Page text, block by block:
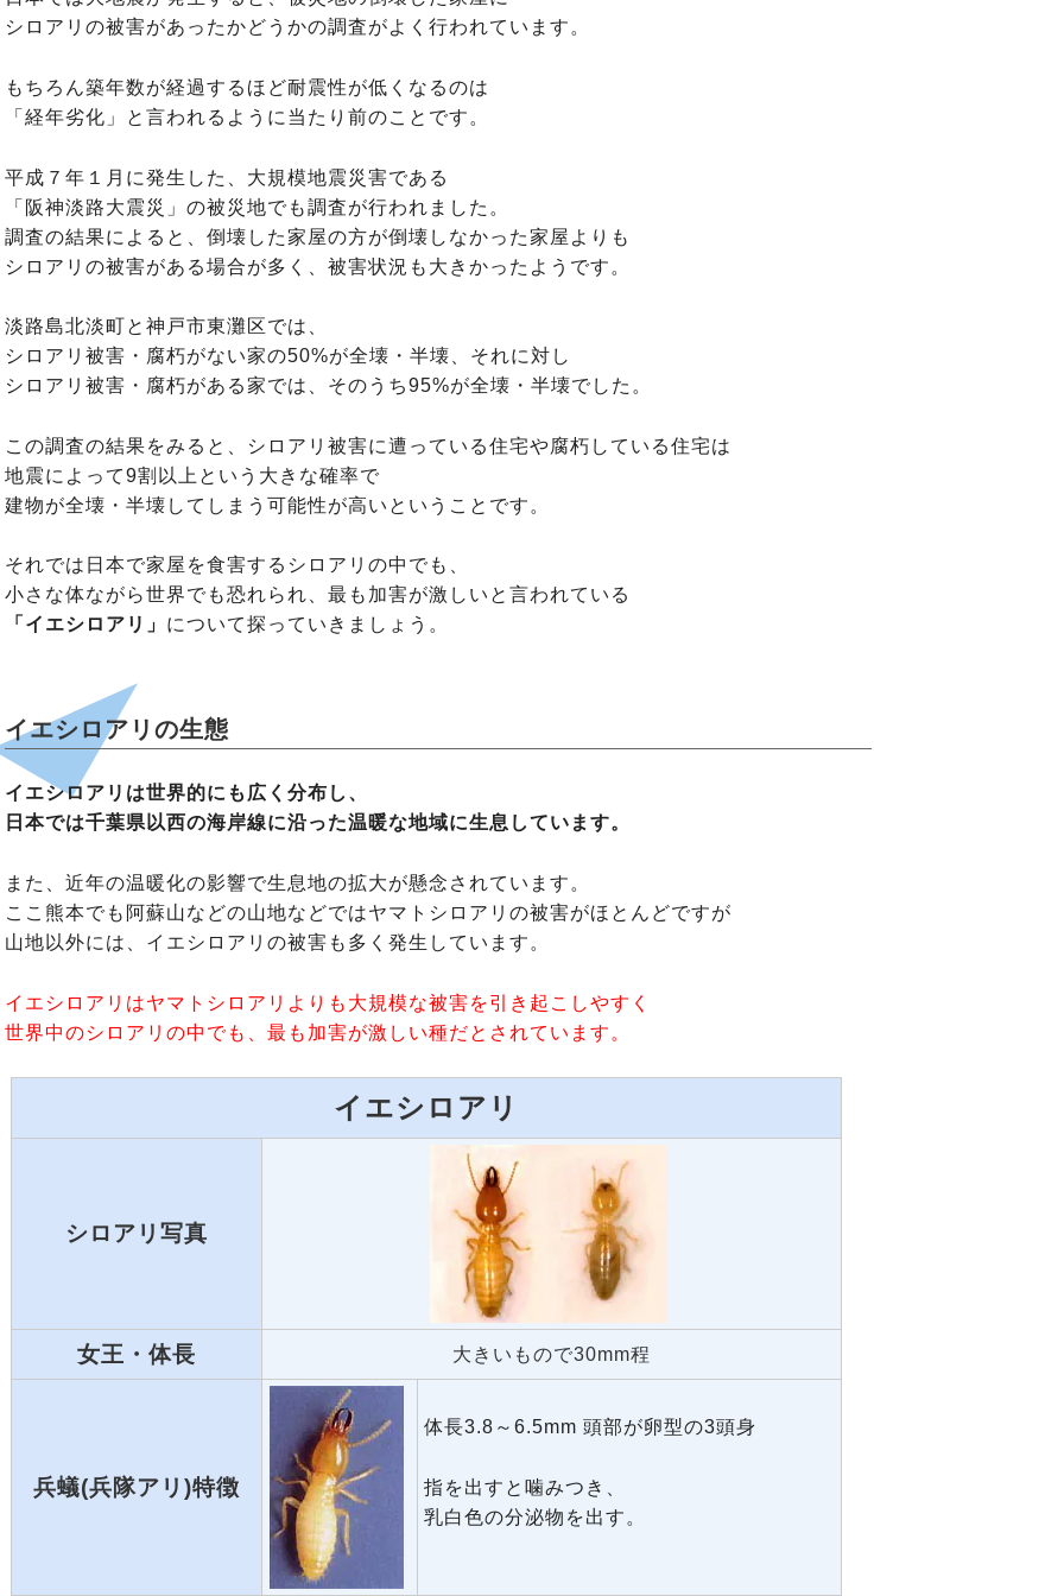
シロアリの被害があったかどうかの調査がよく行われています。
もちろん築年数が経過するほど耐震性が低くなるのは
「経年劣化」と言われるように当たり前のことです。
平成７年１月に発生した、大規模地震災害である
「阪神淡路大震災」の被災地でも調査が行われました。
調査の結果によると、倒壊した家屋の方が倒壊しなかった家屋よりも
シロアリの被害がある場合が多く、被害状況も大きかったようです。
淡路島北淡町と神戸市東灘区では、
シロアリ被害・腐朽がない家の50%が全壊・半壊、それに対し
シロアリ被害・腐朽がある家では、そのうち95%が全壊・半壊でした。
この調査の結果をみると、シロアリ被害に遭っている住宅や腐朽している住宅は
地震によって9割以上という大きな確率で
建物が全壊・半壊してしまう可能性が高いということです。
それでは日本で家屋を食害するシロアリの中でも、
小さな体ながら世界でも恐れられ、最も加害が激しいと言われている
「イエシロアリ」 について探っていきましょう。
イエシロアリの生態
イエシロアリは世界的にも広く分布し、
日本では千葉県以西の海岸線に沿った温暖な地域に生息しています。
また、近年の温暖化の影響で生息地の拡大が懸念されています。
ここ熊本でも阿蘇山などの山地などではヤマトシロアリの被害がほとんどですが
山地以外には、イエシロアリの被害も多く発生しています。
イエシロアリはヤマトシロアリよりも大規模な被害を引き起こしやすく
世界中のシロアリの中でも、最も加害が激しい種だとされています。
イエシロアリ
シロアリ写真
女王・体長 大きいもので30mm程
兵蟻(兵隊アリ)特徴
体長3.8～6.5mm 頭部が卵型の3頭身
指を出すと噛みつき、
乳白色の分泌物を出す。